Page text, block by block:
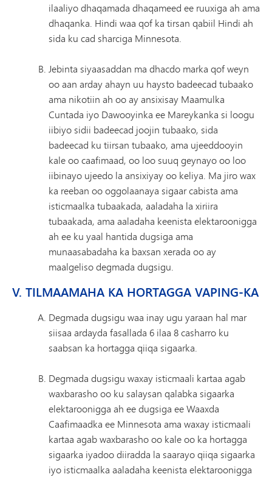
ilaaliyo dhaqamada dhaqameed ee ruuxiga ah ama
dhaqanka. Hindi waa qof ka tirsan qabiil Hindi ah
sida ku cad sharciga Minnesota.
Jebinta siyaasaddan ma dhacdo marka qof weyn
oo aan arday ahayn uu haysto badeecad tubaako
ama nikotiin ah oo ay ansixisay Maamulka
Cuntada iyo Dawooyinka ee Mareykanka si loogu
iibiyo sidii badeecad joojin tubaako, sida
badeecad ku tiirsan tubaako, ama ujeeddooyin
kale oo caafimaad, oo loo suuq geynayo oo loo
iibinayo ujeedo la ansixiyay oo keliya. Ma jiro wax
ka reeban oo oggolaanaya sigaar cabista ama
isticmaalka tubaakada, aaladaha la xiriira
tubaakada, ama aaladaha keenista elektaroonigga
ah ee ku yaal hantida dugsiga ama
munaasabadaha ka baxsan xerada oo ay
maalgeliso degmada dugsigu.
V. TILMAAMAHA KA HORTAGGA VAPING-KA
Degmada dugsigu waa inay ugu yaraan hal mar
siisaa ardayda fasallada 6 ilaa 8 casharro ku
saabsan ka hortagga qiiqa sigaarka.
Degmada dugsigu waxay isticmaali kartaa agab
waxbarasho oo ku salaysan qalabka sigaarka
elektaroonigga ah ee dugsiga ee Waaxda
Caafimaadka ee Minnesota ama waxay isticmaali
kartaa agab waxbarasho oo kale oo ka hortagga
sigaarka iyadoo diiradda la saarayo qiiqa sigaarka
iyo isticmaalka aaladaha keenista elektaroonigga